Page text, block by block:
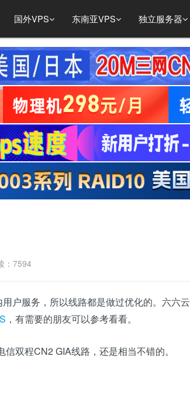
国外VPS 东南亚VPS 独立服务器
：7594
户服务，所以线路都是做过优化的。六六云
，有需要的朋友可以参考看看。
双程CN2 GIA线路，还是相当不错的。